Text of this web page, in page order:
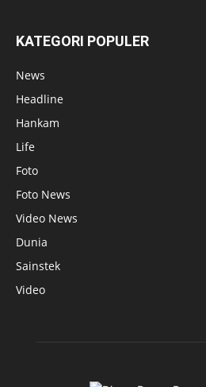
KATEGORI POPULER
News
Headline
Hankam
Life
Foto
Foto News
Video News
Dunia
Sainstek
Video